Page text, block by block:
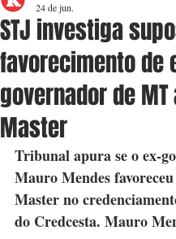
STJ investiga
favorecimento de
governador de MT
Master
24 de jun.
Tribunal apura se o ex-
Mauro Mendes
Master no
do Credcesta. Mauro